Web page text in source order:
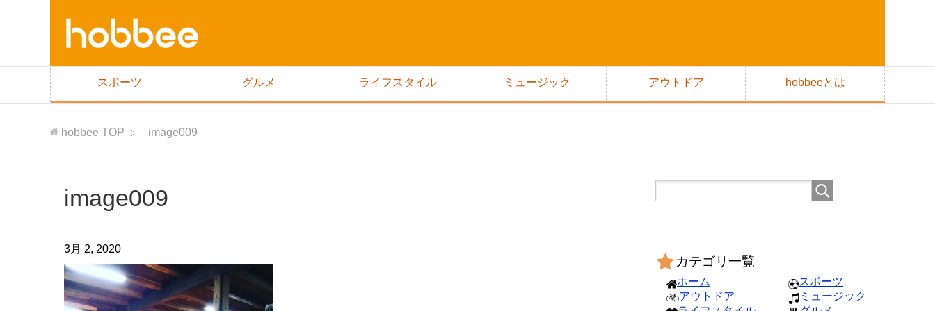
スポーツ グルメ ライフスタイル ミュージック アウトドア hobbeeとは
hobbee TOP image009
image009
3月 2, 2020
カテゴリ一覧
ホーム
アウトドア
スポーツ
ミュージック